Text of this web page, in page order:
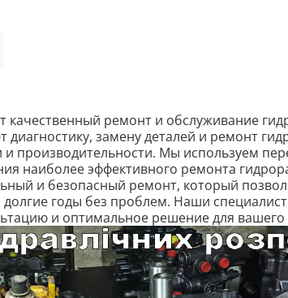
качественный ремонт и обслуживание
замену деталей и ремонт
производительности. Мы используем
наиболее эффективного ремонта
и безопасный ремонт, который
долгие годы без проблем. Наши
и оптимальное решение для вашего